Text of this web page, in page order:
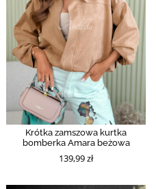
Krótka zamszowa kurtka
bomberka Amara beżowa
139,99 zł